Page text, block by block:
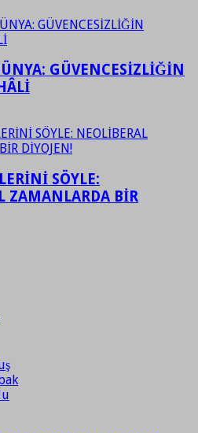
GÜVENCESİZLİĞİN
SÖYLE:
ZAMANLARDA BİR